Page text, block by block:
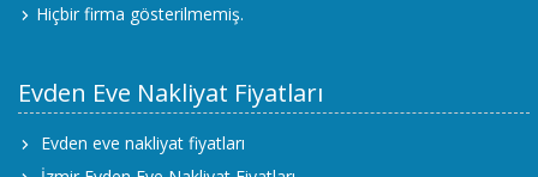
Hiçbir firma gösterilmemiş.
Evden Eve Nakliyat Fiyatları
Evden eve nakliyat fiyatları